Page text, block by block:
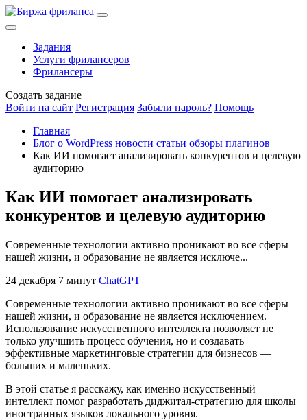
Задания
Услуги фрилансеров
Фрилансеры
Создать задание
Войти на сайт Регистрация Забыли пароль? Помощь
Главная
Блог о WordPress новости статьи обзоры плагинов
Как ИИ помогает анализировать конкурентов и целевую
аудиторию
Как ИИ помогает анализировать
конкурентов и целевую аудиторию
Современные технологии активно проникают во все сферы
нашей жизни, и образование не является исключе...
24 декабря 7 минут ChatGPT
Современные технологии активно проникают во все сферы
нашей жизни, и образование не является исключением.
Использование искусственного интеллекта позволяет не
только улучшить процесс обучения, но и создавать
эффективные маркетинговые стратегии для бизнесов —
больших и маленьких.
В этой статье я расскажу, как именно искусственный
интеллект помог разработать диджитал-стратегию для школы
иностранных языков локального уровня.